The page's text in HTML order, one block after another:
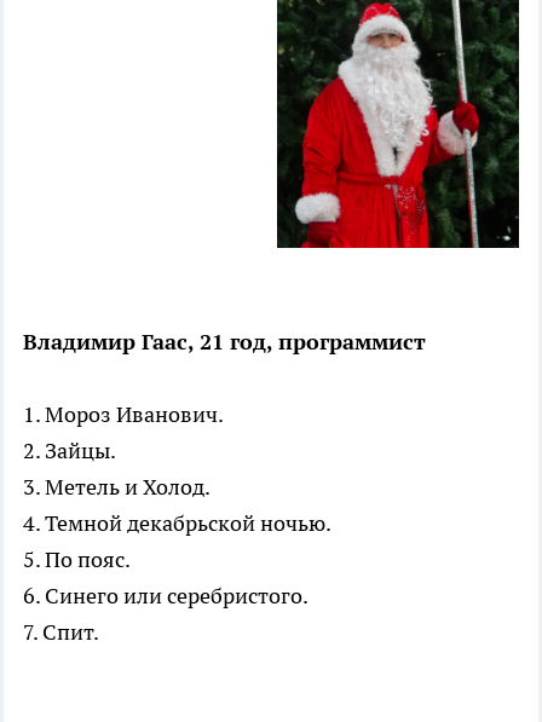
Владимир Гаас, 21 год, программист
1. Мороз Иванович.
2. Зайцы.
3. Метель и Холод.
4. Темной декабрьской ночью.
5. По пояс.
6. Синего или серебристого.
7. Спит.